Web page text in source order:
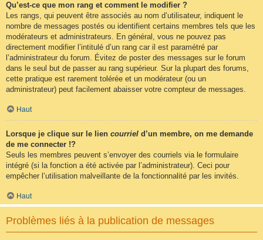
Qu’est-ce que mon rang et comment le modifier ?
Les rangs, qui peuvent être associés au nom d’utilisateur, indiquent le
nombre de messages postés ou identifient certains membres tels que les
modérateurs et administrateurs. En général, vous ne pouvez pas
directement modifier l’intitulé d’un rang car il est paramétré par
l’administrateur du forum. Évitez de poster des messages sur le forum
dans le seul but de passer au rang supérieur. Sur la plupart des forums,
cette pratique est rarement tolérée et un modérateur (ou un
administrateur) peut facilement abaisser votre compteur de messages.
Haut
Lorsque je clique sur le lien courriel d’un membre, on me demande
de me connecter !?
Seuls les membres peuvent s’envoyer des courriels via le formulaire
intégré (si la fonction a été activée par l’administrateur). Ceci pour
empêcher l’utilisation malveillante de la fonctionnalité par les invités.
Haut
Problèmes liés à la publication de messages